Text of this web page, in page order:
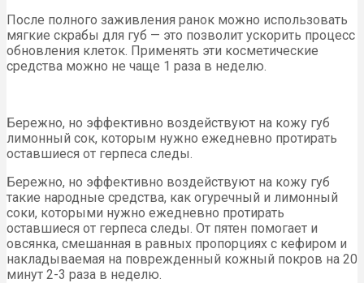
После полного заживления ранок можно использовать
мягкие скрабы для губ — это позволит ускорить процесс
обновления клеток. Применять эти косметические
средства можно не чаще 1 раза в неделю.
Бережно, но эффективно воздействуют на кожу губ
лимонный сок, которым нужно ежедневно протирать
оставшиеся от герпеса следы.
Бережно, но эффективно воздействуют на кожу губ
такие народные средства, как огуречный и лимонный
соки, которыми нужно ежедневно протирать
оставшиеся от герпеса следы. От пятен помогает и
овсянка, смешанная в равных пропорциях с кефиром и
накладываемая на поврежденный кожный покров на 20
минут 2-3 раза в неделю.